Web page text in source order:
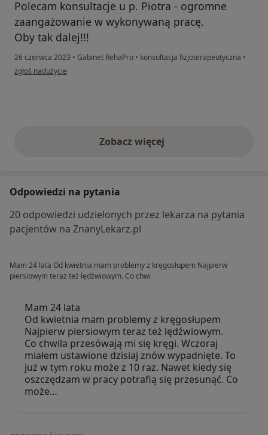
Polecam konsultacje u p. Piotra - ogromne
zaangażowanie w wykonywaną pracę.
Oby tak dalej!!!
26 czerwca 2023 • Gabinet RehaPro • konsultacja fizjoterapeutyczna •
w opinii użytkownika Justyna
zgłoś nadużycie
Zobacz więcejopinie powyżej
Odpowiedzi na pytania
20 odpowiedzi udzielonych przez lekarza na pytania
pacjentów na ZnanyLekarz.pl
Mam 24 lata Od kwietnia mam problemy z kręgosłupem Najpierw
piersiowym teraz też lędźwiowym. Co chwi
Mam 24 lata
Od kwietnia mam problemy z kręgosłupem
Najpierw piersiowym teraz też lędźwiowym.
Co chwila przesówają mi się kręgi. Wczoraj
miałem ustawione dzisiaj znów wypadnięte. To
już w tym roku może z 10 raz. Nawet kiedy się
oszczędzam w pracy potrafią się przesunąć. Co
może…